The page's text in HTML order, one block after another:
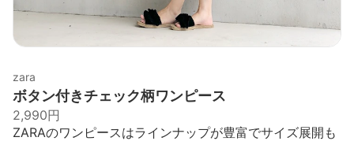
zara
ボタン付きチェック柄ワンピース
2,990円
ZARAのワンピースはラインナップが豊富でサイズ展開も